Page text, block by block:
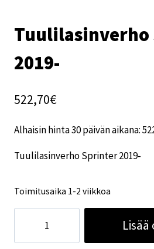
2019-
522,70€
Alhaisin hinta 30 päivän aikana:
Tuulilasinverho Sprinter 2019-
Toimitusaika 1-2 viikkoa
Sprinter
2019-